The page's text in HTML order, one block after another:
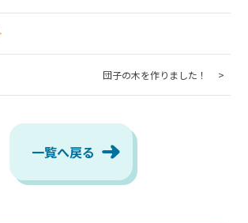
団子の木を作りました！
一覧へ戻る